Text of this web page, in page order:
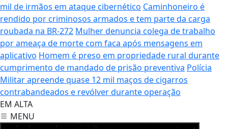
mil de irmãos em ataque cibernéticoCaminhoneiro é
rendido por criminosos armados e tem parte da carga
roubada na BR-272Mulher denuncia colega de trabalho
por ameaça de morte com faca após mensagens em
aplicativoHomem é preso em propriedade rural durante
cumprimento de mandado de prisão preventivaPolícia
Militar apreende quase 12 mil maços de cigarros
contrabandeados e revólver durante operação
EM ALTA
MENU